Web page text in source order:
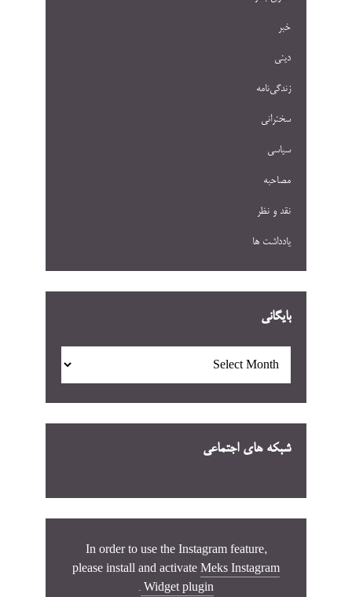
خبر
دینی
زندگی‌نامه
سخنرانی
سیاسی
مصاحبه
نقد و نظر
یادداشت ها
بایگانی
شبکه های اجتماعی
In order to use the Instagram feature,
please install and activate Meks Instagram
Widget plugin
.